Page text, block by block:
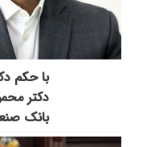
با حکم
دکتر
بانک